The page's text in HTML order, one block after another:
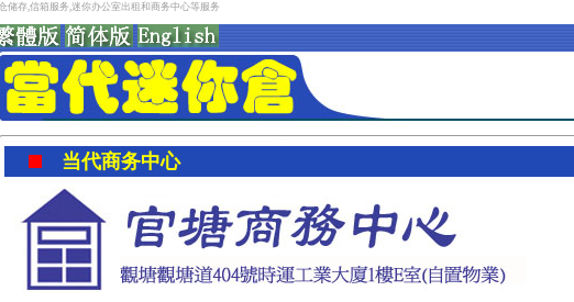
储存,信箱服务,迷你办公室出租和商务中心等服务
当代商务中心